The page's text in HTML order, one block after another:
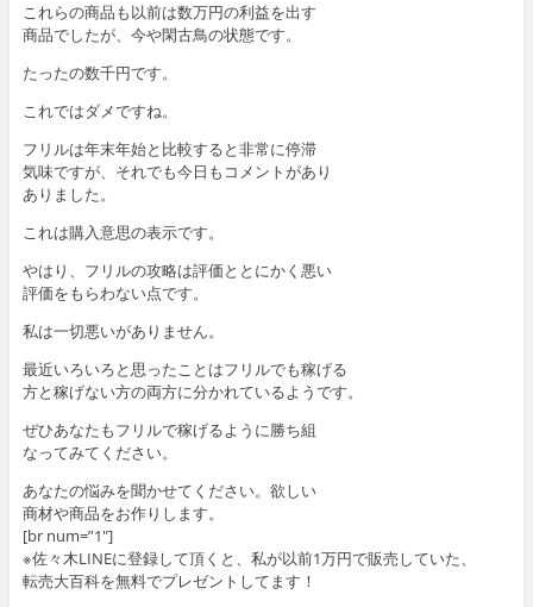
これらの商品も以前は数万円の利益を出す
商品でしたが、今や閑古鳥の状態です。
たったの数千円です。
これではダメですね。
フリルは年末年始と比較すると非常に停滞
気味ですが、それでも今日もコメントがあり
ありました。
これは購入意思の表示です。
やはり、フリルの攻略は評価ととにかく悪い
評価をもらわない点です。
私は一切悪いがありません。
最近いろいろと思ったことはフリルでも稼げる
方と稼げない方の両方に分かれているようです。
ぜひあなたもフリルで稼げるように勝ち組
なってみてください。
あなたの悩みを聞かせてください。欲しい
商材や商品をお作りします。
[br num=”1″]
※佐々木LINEに登録して頂くと、私が以前1万円で販売していた、
転売大百科を無料でプレゼントしてます！